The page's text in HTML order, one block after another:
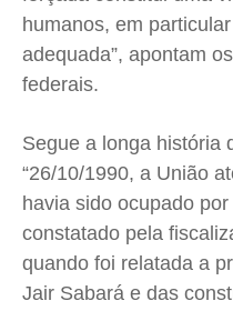
humanos, em
adequada”, apontam
federais.
Segue a longa história
“26/10/1990, a União
havia sido ocupado
constatado pela
quando foi relatada a
Jair Sabará e das